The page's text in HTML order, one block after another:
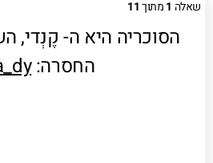
שאלה 1מתוך11
הסוכריה היא ה- קֶנְדי,
החסרה: